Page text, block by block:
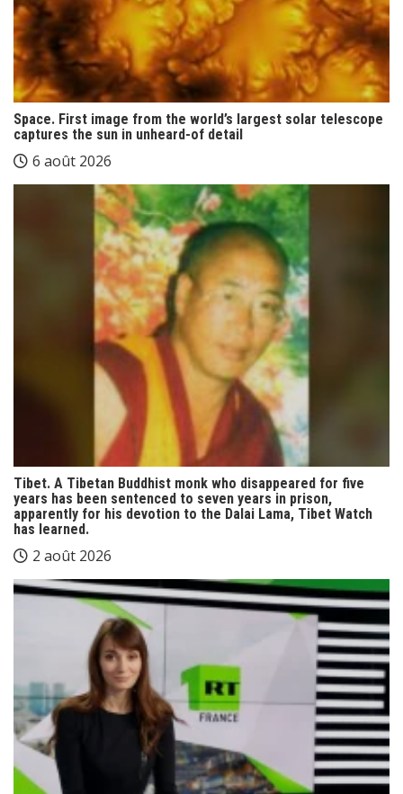
Space. First image from the world’s largest solar telescope
captures the sun in unheard-of detail
6 août 2026
Tibet. A Tibetan Buddhist monk who disappeared for five
years has been sentenced to seven years in prison,
apparently for his devotion to the Dalai Lama, Tibet Watch
has learned.
2 août 2026